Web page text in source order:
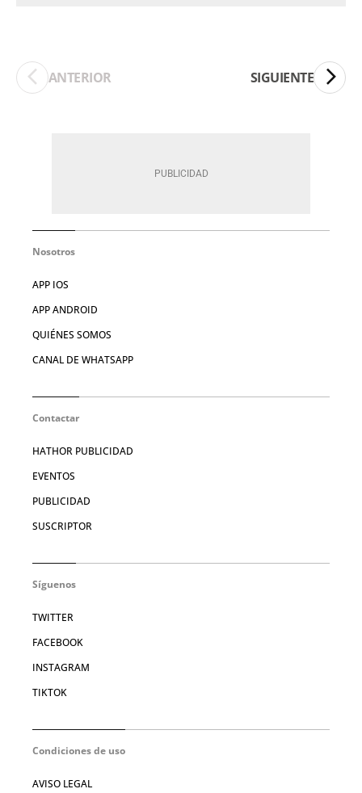
ANTERIOR SIGUIENTE
Nosotros
APP IOS
APP ANDROID
QUIÉNES SOMOS
CANAL DE WHATSAPP
Contactar
HATHOR PUBLICIDAD
EVENTOS
PUBLICIDAD
SUSCRIPTOR
Síguenos
TWITTER
FACEBOOK
INSTAGRAM
TIKTOK
Condiciones de uso
AVISO LEGAL